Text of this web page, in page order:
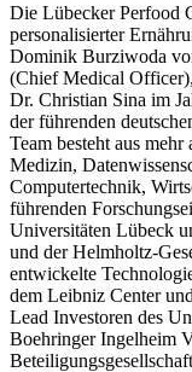
Die Lübecker Perfood
personalisierter
Dominik Burziwoda
(Chief Medical
Dr. Christian Sina im
der führenden
Team besteht aus
Medizin,
Computertechnik,
führenden
Universitäten Lübeck
und der Helmholtz-
entwickelte
dem Leibniz Center
Lead Investoren des
Boehringer Ingelheim